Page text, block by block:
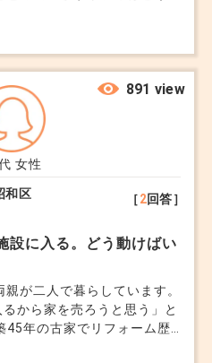
女性
和区
［2回答］
891 view
設に入る。どう動けばい
が二人で暮らしています。
から家を売ろうと思う」と
45年の古家でリフォーム歴